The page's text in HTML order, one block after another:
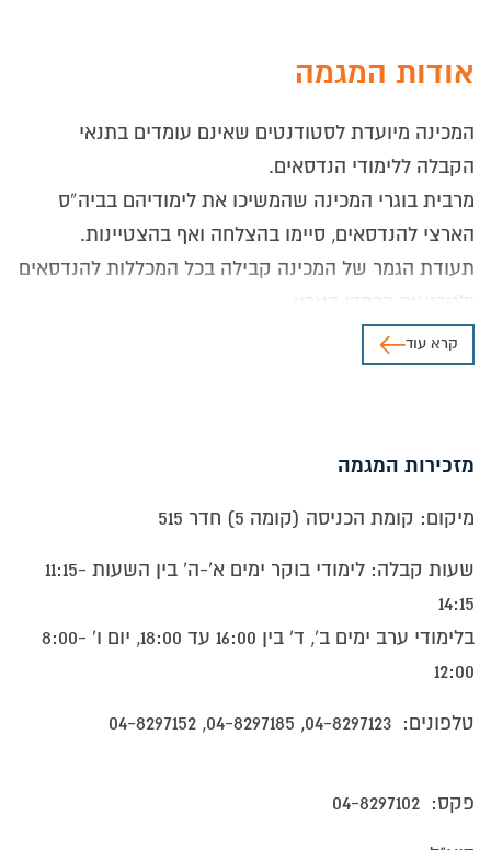
אודות המגמה
המכינה מיועדת לסטודנטים שאינם עומדים בתנאי
הקבלה ללימודי הנדסאים.
מרבית בוגרי המכינה שהמשיכו את לימודיהם בביה”ס
הארצי להנדסאים, סיימו בהצלחה ואף בהצטיינות.
תעודת הגמר של המכינה קבילה בכל המכללות להנדסאים
ולטכנאים ברחבי הארץ.
המכינה הטכנולוגית מאושרת על ידי המכון הממשלתי
להכשרה בטכנולוגיה ובמדע (מה”ט).
אקדמאים בעלי ניסיון רב בתחום ההוראה.
מטרת המכינה
לאפשר לסטודנטים חסרי תעודת בגרות או בעלי
ללימודי ההנדסאים, להשלים את מקצועות הלימוד
במקצועות היסוד
שיאפשרו להם להצליח בהמשך לימודיהם.
קרא עוד
מזכירות המגמה
מיקום: קומת הכניסה (קומה 5) חדר 515
שעות קבלה: לימודי בוקר ימים א'-ה' בין השעות 11:15-
14:15
בלימודי ערב ימים ב', ד' בין 16:00 עד 18:00, יום ו' 8:00-
12:00
טלפונים: 04-8297123, 04-8297185, 04-8297152
פקס: 04-8297102